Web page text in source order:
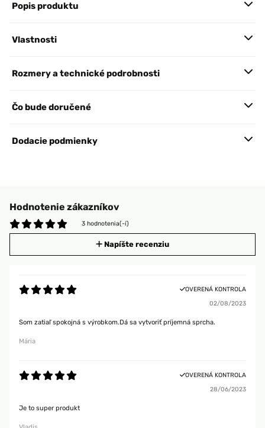
Popis produktu
Vlastnosti
Rozmery a technické podrobnosti
Čo bude doručené
Dodacie podmienky
Hodnotenie zákazníkov
3 hodnotenia(-í)
Napíšte recenziu
OVERENÁ KONTROLA
02/08/2023
Som zatiaľ spokojná s výrobkom.Dá sa vytvoriť príjemná sprcha.
Mária
OVERENÁ KONTROLA
28/06/2023
Je to super produkt